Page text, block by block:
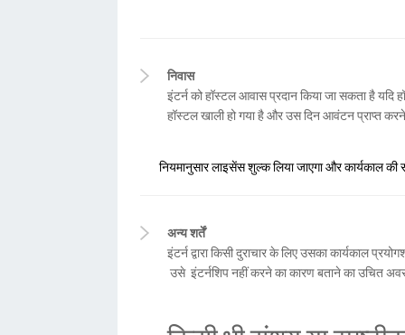
निवास
इंटर्न को हॉस्टल आवास प्रदान किया जा सकता है यदि
हॉस्टल खाली हो गया है और उस दिन आवंटन प्राप्त
नियमानुसार लाइसेंस शुल्क लिया जाएगा और कार्यकाल की
अन्य शर्तें
इंटर्न द्वारा किसी दुराचार के लिए उसका कार्यकाल
उसे इंटर्नशिप नहीं करने का कारण बताने का उचित